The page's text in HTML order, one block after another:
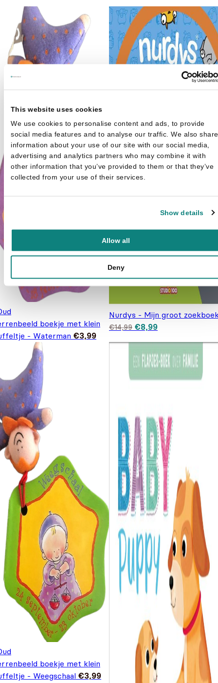
This website uses cookies
We use cookies to personalise content and ads, to provide
social media features and to analyse our traffic. We also share
information about your use of our site with our social media,
advertising and analytics partners who may combine it with
other information that you’ve provided to them or that they’ve
collected from your use of their services.
Show details
Allow all
Deny
boekje met klein
- Waterman €3,99
Nurdys - Mijn groot
€14,99 Oorspronkelijke prijs
was: €14,99.
€8,99Huidige prijs is:
€8,99.
boekje met klein
- Weegschaal €3,99